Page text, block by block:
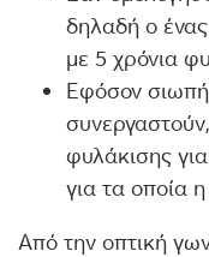
δηλαδή ο
με 5 χρόνια
Εφόσον
φυλάκισης
για τα οποία
Από την οπτική